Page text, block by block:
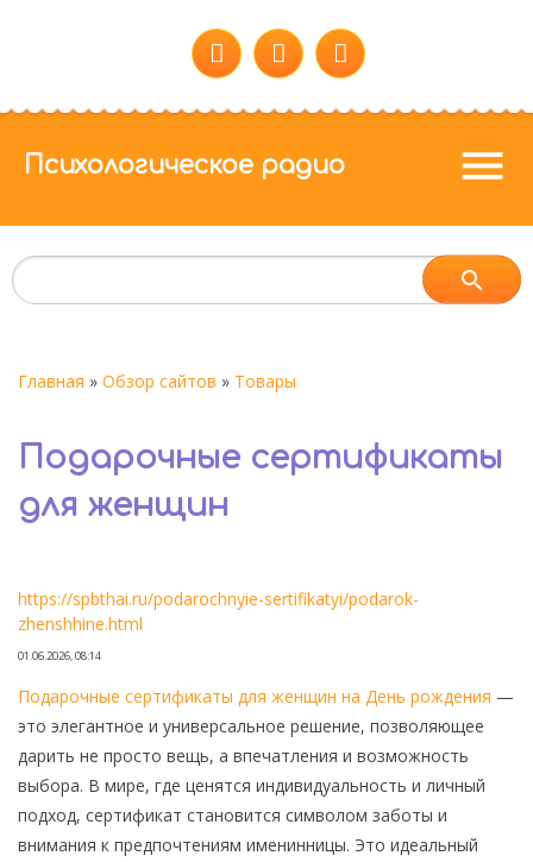
Психологическое радио menu
Главная » Обзор сайтов » Товары
Подарочные сертификаты
для женщин
https://spbthai.ru/podarochnyie-sertifikatyi/podarok-
zhenshhine.html
01.06.2026, 08:14
Подарочные сертификаты для женщин на День рождения —
это элегантное и универсальное решение, позволяющее
дарить не просто вещь, а впечатления и возможность
выбора. В мире, где ценятся индивидуальность и личный
подход, сертификат становится символом заботы и
внимания к предпочтениям именинницы. Это идеальный